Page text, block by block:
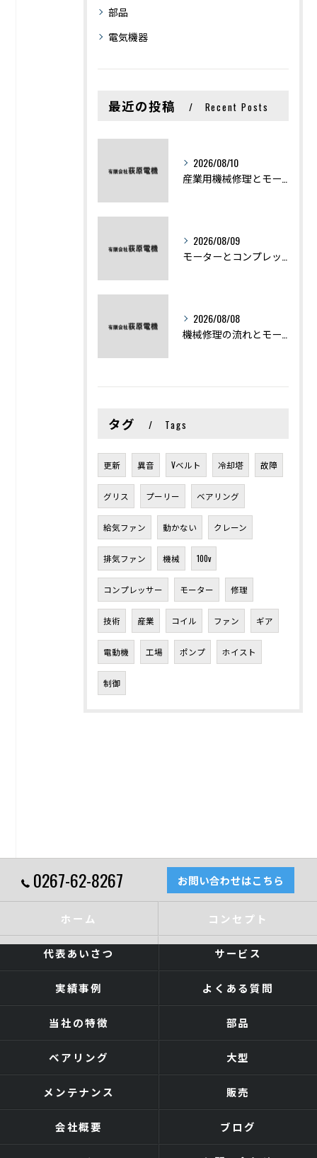
部品
電気機器
最近の投稿 Recent Posts
2026/08/10
2026/08/09
2026/08/08
タグ Tags
更新 異音 Vベルト 冷却塔 故障
グリス プーリー ベアリング
給気ファン 動かない クレーン
排気ファン 機械 100v
コンプレッサー モーター 修理
技術 産業 コイル ファン ギア
電動機 工場 ポンプ ホイスト
制御
0267-62-8267 お問い合わせはこちら
ホーム コンセプト
代表あいさつ サービス
実績事例 よくある質問
当社の特徴 部品
ベアリング 大型
メンテナンス 販売
会社概要 ブログ